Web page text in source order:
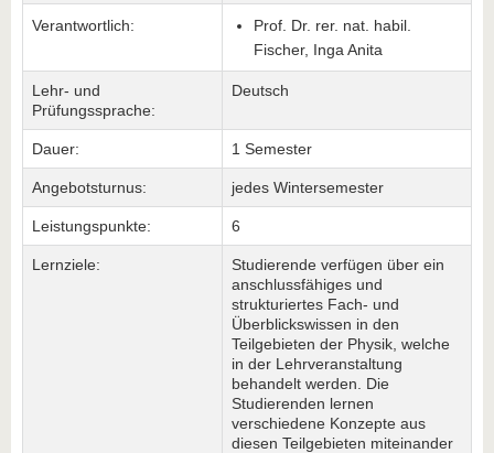
Verantwortlich:
Prof. Dr. rer. nat. habil.
Fischer, Inga Anita
Lehr- und
Prüfungssprache:
Deutsch
Dauer: 1 Semester
Angebotsturnus: jedes Wintersemester
Leistungspunkte: 6
Lernziele:
Studierende verfügen über ein
anschlussfähiges und
strukturiertes Fach- und
Überblickswissen in den
Teilgebieten der Physik, welche
in der Lehrveranstaltung
behandelt werden. Die
Studierenden lernen
verschiedene Konzepte aus
diesen Teilgebieten miteinander